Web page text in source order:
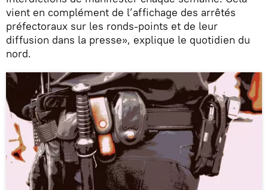
vient en complément de l’affichage des arrêtés
préfectoraux sur les ronds-points et de leur
diffusion dans la presse», explique le quotidien du
nord.